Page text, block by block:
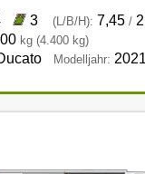
3 (L/B/H): 7,45/
kg (4.400 kg)
Modelljahr: 2021